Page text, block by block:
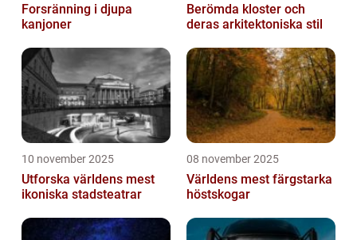
Forsränning i djupa
kanjoner
Berömda kloster och
deras arkitektoniska stil
10 november 2025
Utforska världens mest
ikoniska stadsteatrar
08 november 2025
Världens mest färgstarka
höstskogar